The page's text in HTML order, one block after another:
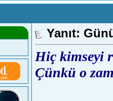
Yanıt:
Hiç kimseyi
Çünkü o